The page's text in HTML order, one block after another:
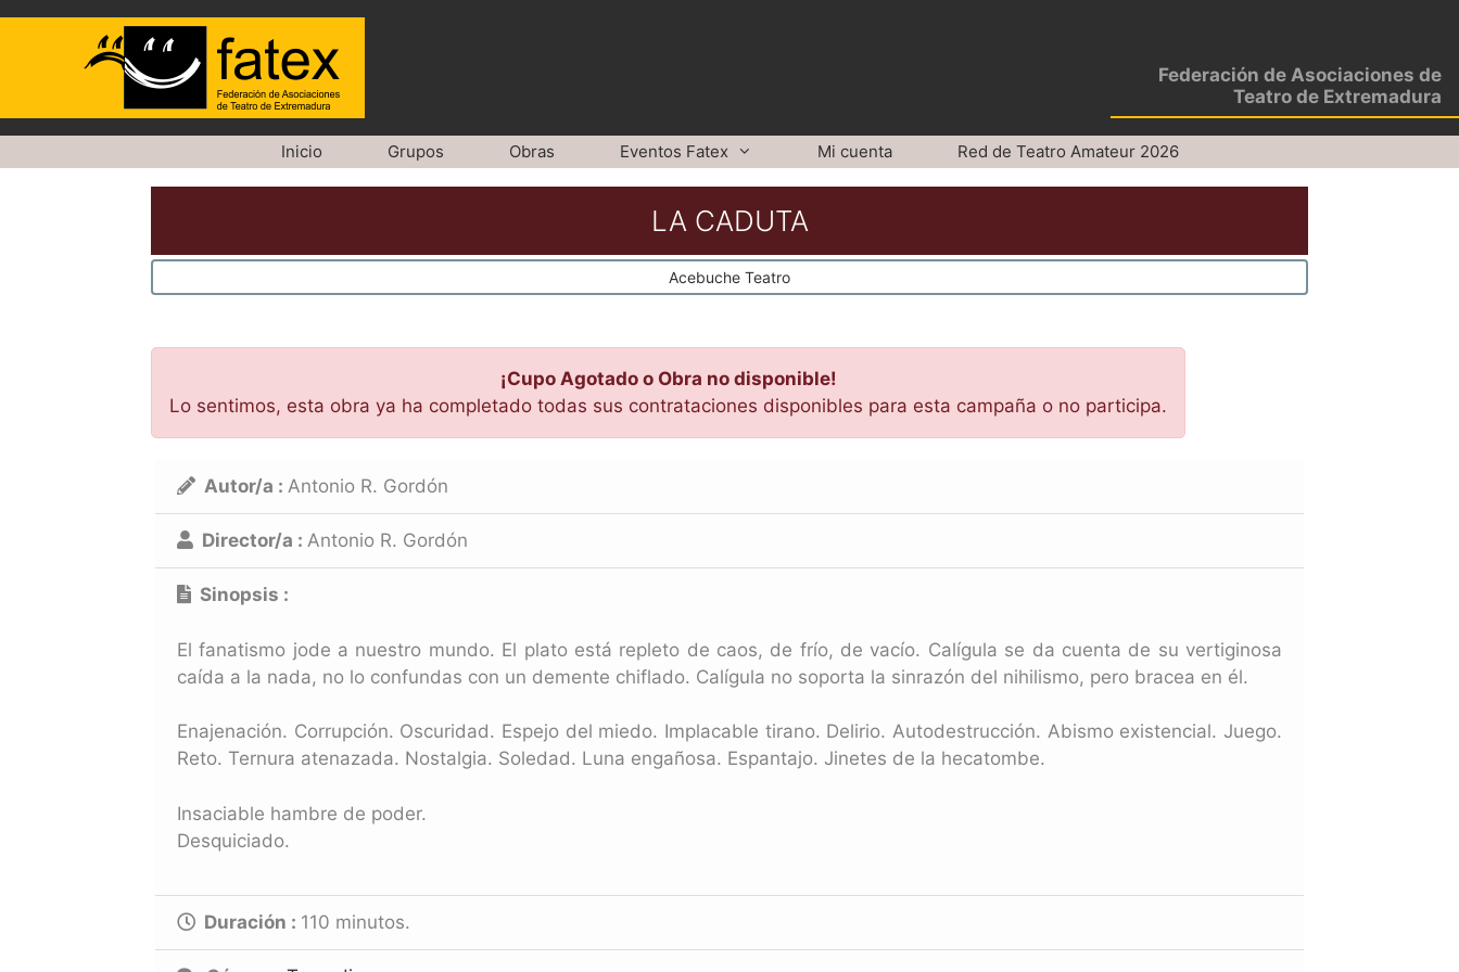
Federación de Asociaciones de
Teatro de Extremadura
al
Inicio Grupos Obras Eventos Fatex Mi cuenta Red de Teatro Amateur 2026
LA CADUTA
Acebuche Teatro
¡Cupo Agotado o Obra no disponible!
Lo sentimos, esta obra ya ha completado todas sus contrataciones disponibles para esta campaña o no participa.
Autor/a : Antonio R. Gordón
Director/a : Antonio R. Gordón
Sinopsis :
El fanatismo jode a nuestro mundo. El plato está repleto de caos, de frío, de vacío. Calígula se da cuenta de su vertiginosa
caída a la nada, no lo confundas con un demente chiflado. Calígula no soporta la sinrazón del nihilismo, pero bracea en él.
Enajenación. Corrupción. Oscuridad. Espejo del miedo. Implacable tirano. Delirio. Autodestrucción. Abismo existencial. Juego.
Reto. Ternura atenazada. Nostalgia. Soledad. Luna engañosa. Espantajo. Jinetes de la hecatombe.
Insaciable hambre de poder.
Desquiciado.
Duración : 110 minutos.